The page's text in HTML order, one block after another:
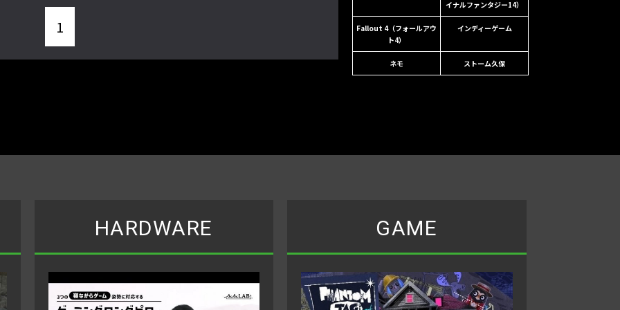
1
イナルファンタジー14）
Fallout 4（フォールアウ
ト4）
インディーゲーム
ネモ ストーム久保
HARDWARE GAME